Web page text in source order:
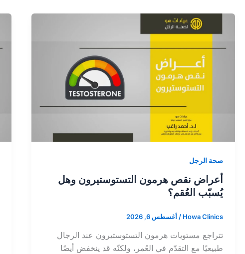
صحة الرجل
أعراض نقص هرمون التستوستيرون وهل
يُسبّب العُقم؟
Howa Clinics
/ أغسطس 6, 2026
تتراجع مستويات هرمون التستوستيرون عند الرجال
طبيعيًا مع التقدّم في العُمر، ولكنّه قد ينخفض أيضًا